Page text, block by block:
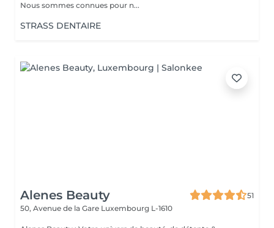
Nous sommes connues pour n...
STRASS DENTAIRE
Alenes Beauty
51
50, Avenue de la Gare Luxembourg L-1610